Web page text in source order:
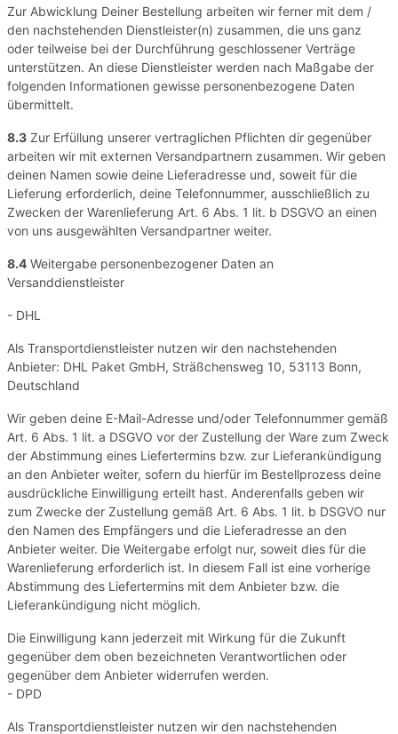
Zur Abwicklung Deiner Bestellung arbeiten wir ferner mit dem /
den nachstehenden Dienstleister(n) zusammen, die uns ganz
oder teilweise bei der Durchführung geschlossener Verträge
unterstützen. An diese Dienstleister werden nach Maßgabe der
folgenden Informationen gewisse personenbezogene Daten
übermittelt.
8.3 Zur Erfüllung unserer vertraglichen Pflichten dir gegenüber
arbeiten wir mit externen Versandpartnern zusammen. Wir geben
deinen Namen sowie deine Lieferadresse und, soweit für die
Lieferung erforderlich, deine Telefonnummer, ausschließlich zu
Zwecken der Warenlieferung Art. 6 Abs. 1 lit. b DSGVO an einen
von uns ausgewählten Versandpartner weiter.
8.4 Weitergabe personenbezogener Daten an
Versanddienstleister
- DHL
Als Transportdienstleister nutzen wir den nachstehenden
Anbieter: DHL Paket GmbH, Sträßchensweg 10, 53113 Bonn,
Deutschland
Wir geben deine E-Mail-Adresse und/oder Telefonnummer gemäß
Art. 6 Abs. 1 lit. a DSGVO vor der Zustellung der Ware zum Zweck
der Abstimmung eines Liefertermins bzw. zur Lieferankündigung
an den Anbieter weiter, sofern du hierfür im Bestellprozess deine
ausdrückliche Einwilligung erteilt hast. Anderenfalls geben wir
zum Zwecke der Zustellung gemäß Art. 6 Abs. 1 lit. b DSGVO nur
den Namen des Empfängers und die Lieferadresse an den
Anbieter weiter. Die Weitergabe erfolgt nur, soweit dies für die
Warenlieferung erforderlich ist. In diesem Fall ist eine vorherige
Abstimmung des Liefertermins mit dem Anbieter bzw. die
Lieferankündigung nicht möglich.
Die Einwilligung kann jederzeit mit Wirkung für die Zukunft
gegenüber dem oben bezeichneten Verantwortlichen oder
gegenüber dem Anbieter widerrufen werden.
- DPD
Als Transportdienstleister nutzen wir den nachstehenden